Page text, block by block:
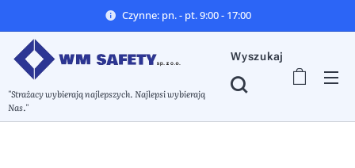
Czynne: pn. - pt. 9:00 - 17:00
"Strażacy wybierają najlepszych. Najlepsi wybierają
Nas."
Wyszukaj